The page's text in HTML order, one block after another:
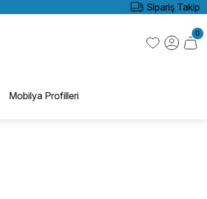
Sipariş Takip
0
Mobilya Profilleri